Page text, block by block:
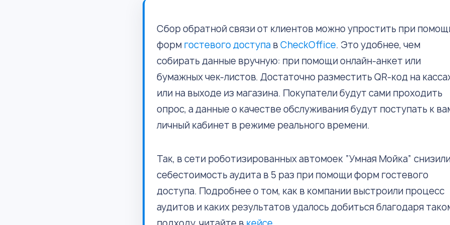
Сбор обратной связи от клиентов можно упростить при
форм гостевого доступа в CheckOffice. Это удобнее, чем
собирать данные вручную: при помощи онлайн-анкет или
бумажных чек-листов. Достаточно разместить QR-код на
или на выходе из магазина. Покупатели будут сами проходить
опрос, а данные о качестве обслуживания будут поступать к
личный кабинет в режиме реального времени.
Так, в сети роботизированных автомоек “Умная Мойка”
себестоимость аудита в 5 раз при помощи форм гостевого
доступа. Подробнее о том, как в компании выстроили процесс
аудитов и каких результатов удалось добиться благодаря